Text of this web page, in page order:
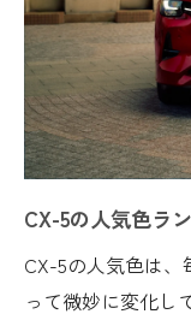
中古
査定額
リセー
ネクス
白系と黒系
CX-5白
黒系
CX-5ホ
CX-5の人気色ラ
CX-5の人気色は
って微妙に変化し